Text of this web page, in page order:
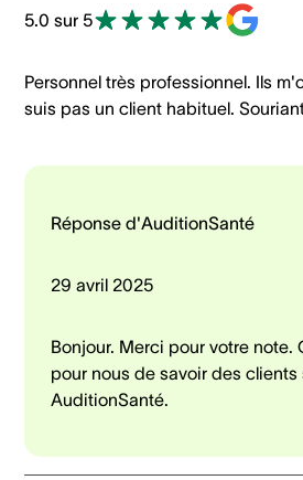
5.0 sur 5
Personnel très professionnel. Ils
suis pas un client habituel.
Réponse d'AuditionSanté
29 avril 2025
Bonjour. Merci pour votre
pour nous de savoir des
AuditionSanté.